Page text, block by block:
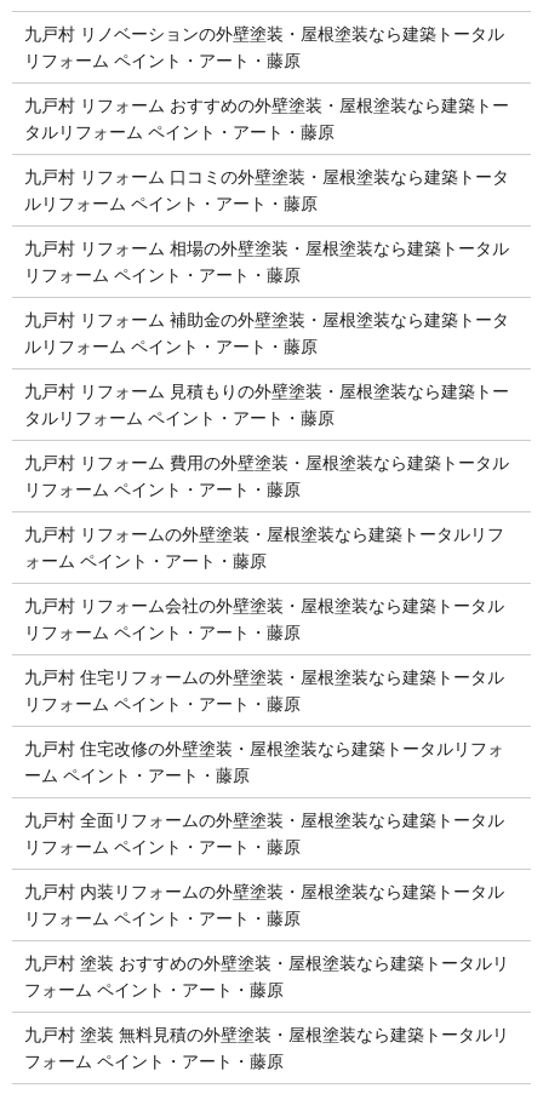
九戸村 リノベーションの外壁塗装・屋根塗装なら建築トータル
リフォーム ペイント・アート・藤原
九戸村 リフォーム おすすめの外壁塗装・屋根塗装なら建築トー
タルリフォーム ペイント・アート・藤原
九戸村 リフォーム 口コミの外壁塗装・屋根塗装なら建築トータ
ルリフォーム ペイント・アート・藤原
九戸村 リフォーム 相場の外壁塗装・屋根塗装なら建築トータル
リフォーム ペイント・アート・藤原
九戸村 リフォーム 補助金の外壁塗装・屋根塗装なら建築トータ
ルリフォーム ペイント・アート・藤原
九戸村 リフォーム 見積もりの外壁塗装・屋根塗装なら建築トー
タルリフォーム ペイント・アート・藤原
九戸村 リフォーム 費用の外壁塗装・屋根塗装なら建築トータル
リフォーム ペイント・アート・藤原
九戸村 リフォームの外壁塗装・屋根塗装なら建築トータルリフ
ォーム ペイント・アート・藤原
九戸村 リフォーム会社の外壁塗装・屋根塗装なら建築トータル
リフォーム ペイント・アート・藤原
九戸村 住宅リフォームの外壁塗装・屋根塗装なら建築トータル
リフォーム ペイント・アート・藤原
九戸村 住宅改修の外壁塗装・屋根塗装なら建築トータルリフォ
ーム ペイント・アート・藤原
九戸村 全面リフォームの外壁塗装・屋根塗装なら建築トータル
リフォーム ペイント・アート・藤原
九戸村 内装リフォームの外壁塗装・屋根塗装なら建築トータル
リフォーム ペイント・アート・藤原
九戸村 塗装 おすすめの外壁塗装・屋根塗装なら建築トータルリ
フォーム ペイント・アート・藤原
九戸村 塗装 無料見積の外壁塗装・屋根塗装なら建築トータルリ
フォーム ペイント・アート・藤原